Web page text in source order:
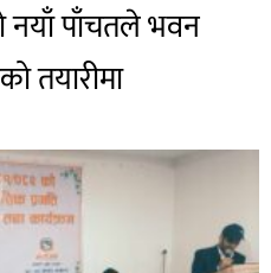
नयाँ पाँचतले भवन
तयारीमा